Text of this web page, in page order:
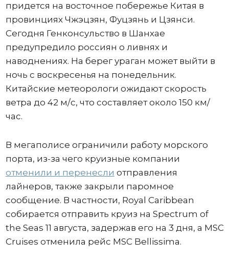
придется на восточное побережье Китая в
провинциях Чжэцзян, Фуцзянь и Цзянси.
Сегодня Генконсульство в Шанхае
предупредило россиян о ливнях и
наводнениях. На берег ураган может выйти в
ночь с воскресенья на понедельник.
Китайские метеорологи ожидают скорость
ветра до 42 м/с, что составляет около 150 км/
час.
В мегаполисе ограничили работу морского
порта, из-за чего круизные компании
отменили и перенесли отправления
лайнеров, также закрыли паромное
сообщение. В частности, Royal Caribbean
собирается отправить круиз на Spectrum of
the Seas 11 августа, задержав его на 3 дня, а MSC
Cruises отменила рейс MSC Bellissima.